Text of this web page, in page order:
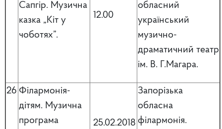
Сапгір. Музична
казка „Кіт у
чоботях”.
12.00
обласний
український
музично-
драматичний театр
ім. В. Г.Магара.
26 Філармонія-
дітям. Музична
програма
25.02.2018
Запорізька
обласна
філармонія.